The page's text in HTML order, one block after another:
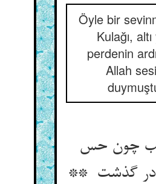
Öyle bir
Kulağı,
perdenin
Allah
چون حس
گذشت **